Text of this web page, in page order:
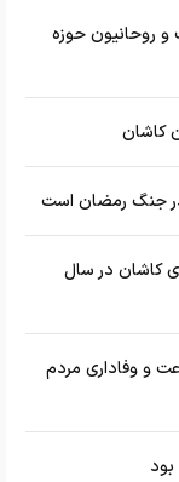
و روحانیون حوزه
کاشان
جنگ رمضان است
کاشان در سال
و وفاداری مردم